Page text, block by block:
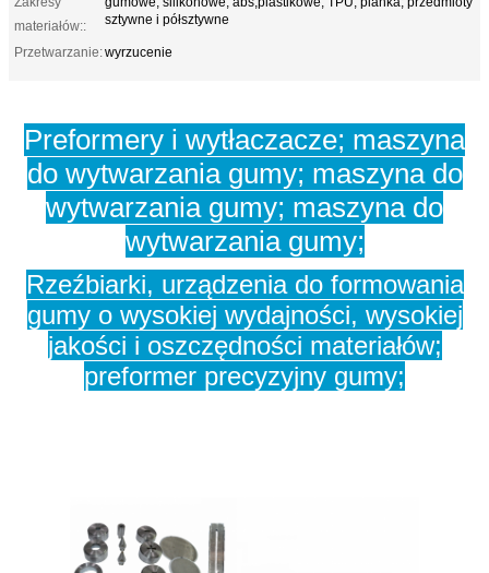
materiałów::
sztywne i półsztywne
Przetwarzanie:wyrzucenie
Preformery i wytłaczacze; maszyna
do wytwarzania gumy; maszyna do
wytwarzania gumy; maszyna do
wytwarzania gumy;
Rzeźbiarki, urządzenia do formowania
gumy o wysokiej wydajności, wysokiej
jakości i oszczędności materiałów;
preformer precyzyjny gumy;